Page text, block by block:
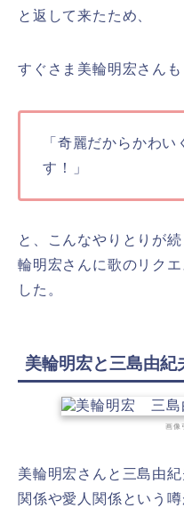
と返して来たため、
すぐさま美輪明宏さんも
「奇麗だからかわ
す！」
と、こんなやりとりが
輪明宏さんに歌のリク
した。
美輪明宏と三島由紀
画像
美輪明宏さんと三島由
関係や愛人関係という噂